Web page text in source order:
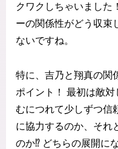
クワクしちゃいました
ーの関係性がどう収束
ないですね。
特に、吉乃と翔真の関
ポイント！ 最初は敵
むにつれて少しずつ
に協力するのか、それ
のか⁉️ どちらの展開に